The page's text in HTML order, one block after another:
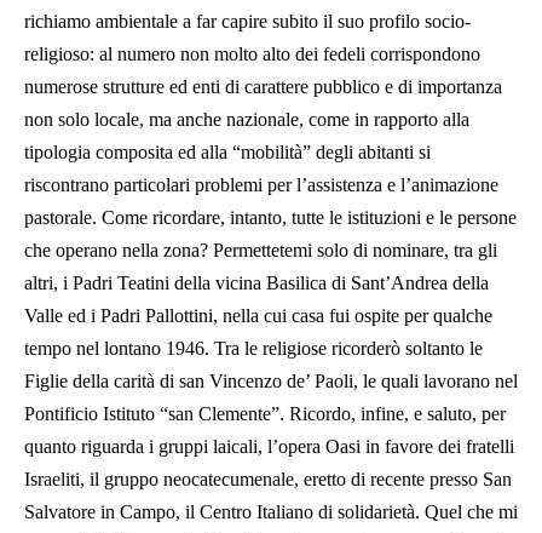
richiamo ambientale a far capire subito il suo profilo socio-
religioso: al numero non molto alto dei fedeli corrispondono
numerose strutture ed enti di carattere pubblico e di importanza
non solo locale, ma anche nazionale, come in rapporto alla
tipologia composita ed alla “mobilità” degli abitanti si
riscontrano particolari problemi per l’assistenza e l’animazione
pastorale. Come ricordare, intanto, tutte le istituzioni e le persone
che operano nella zona? Permettetemi solo di nominare, tra gli
altri, i Padri Teatini della vicina Basilica di Sant’Andrea della
Valle ed i Padri Pallottini, nella cui casa fui ospite per qualche
tempo nel lontano 1946. Tra le religiose ricorderò soltanto le
Figlie della carità di san Vincenzo de’ Paoli, le quali lavorano nel
Pontificio Istituto “san Clemente”. Ricordo, infine, e saluto, per
quanto riguarda i gruppi laicali, l’opera Oasi in favore dei fratelli
Israeliti, il gruppo neocatecumenale, eretto di recente presso San
Salvatore in Campo, il Centro Italiano di solidarietà. Quel che mi